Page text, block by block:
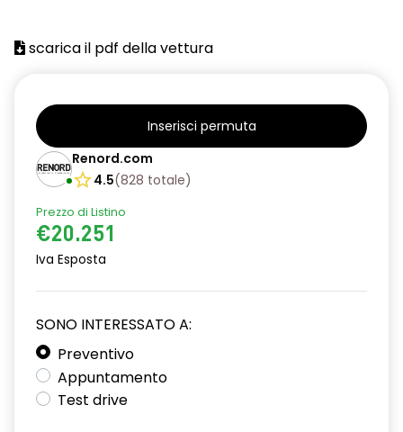
climatizzatore manuale
eCall funzionalità soggetta a copertura di rete;
compatibilità 2G/3G o 4G/5G a seconda del veicolo
emergency lane keep assist assistenza d'emergenza al
mantenimento della corsia
freno di stazionamento elettrico con funzione Auto-Hold
HAR00
lunotto posteriore con funzione sbrinamento
Manutenzione Connessa, incluso per 8 anni
Pack standard connectivity, tramite app my rnlt
scarica il pdf della vettura
Inserisci permuta
Renord.com
4.5(828 totale)
Prezzo di Listino
€20.251
Iva Esposta
SONO INTERESSATO A:
Preventivo
Appuntamento
Test drive